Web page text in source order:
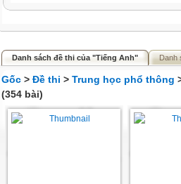
Danh sách đề thi của "Tiếng Anh" Danh
Gốc > Đề thi > Trung học phổ thông
(354 bài)